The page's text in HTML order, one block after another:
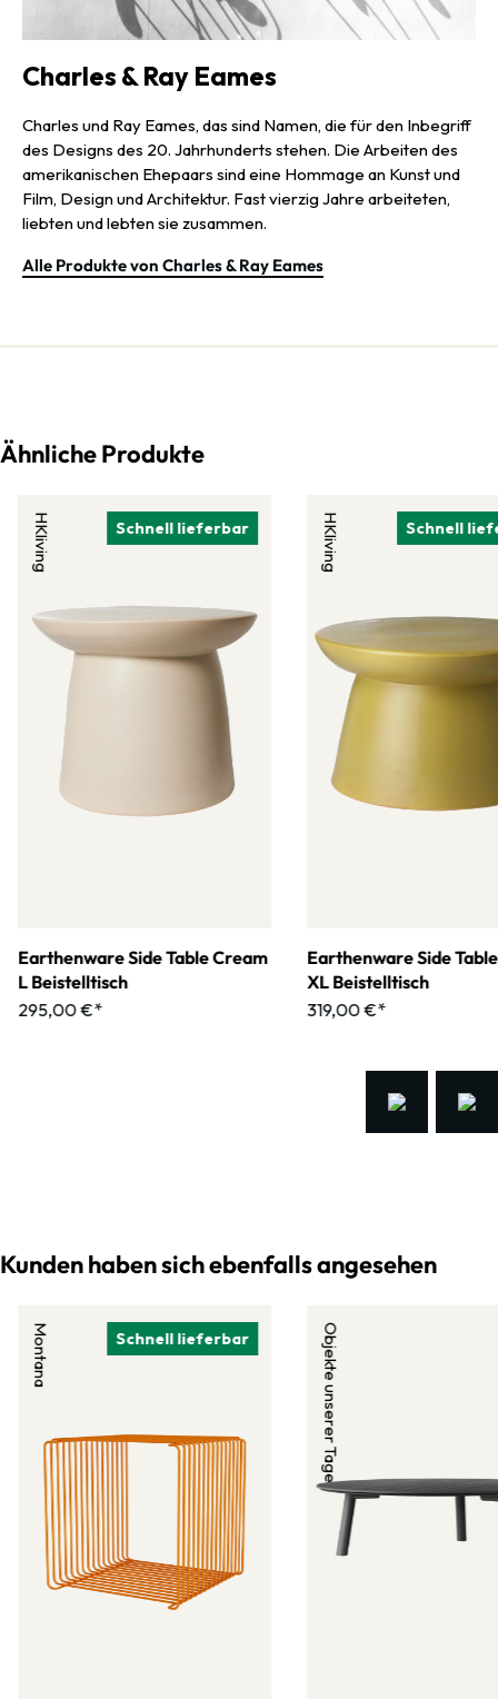
Charles & Ray Eames
Charles und Ray Eames, das sind Namen, die für den Inbegriff
des Designs des 20. Jahrhunderts stehen. Die Arbeiten des
amerikanischen Ehepaars sind eine Hommage an Kunst und
Film, Design und Architektur. Fast vierzig Jahre arbeiteten,
liebten und lebten sie zusammen.
Alle Produkte von Charles & Ray Eames
Ähnliche Produkte
Schnell lieferbar
HKliving
Earthenware Side Table Cream
L Beistelltisch
295,00 €*
Schnell
HKliving
Earthenware Side
XL Beistelltisch
319,00 €*
Kunden haben sich ebenfalls angesehen
Schnell lieferbar
Montana Objekte unserer Tage